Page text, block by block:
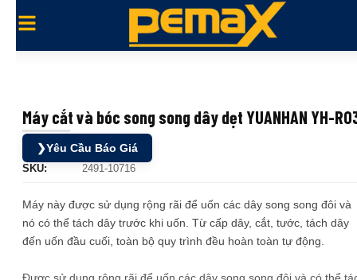
Máy cắt và bóc song song dây dẹt YUANHAN YH-
❯Yêu Cầu Báo Giá
SKU: 2491-10716
Máy này được sử dụng rộng rãi để uốn các dây song song đôi và
nó có thể tách dây trước khi uốn. Từ cấp dây, cắt, tước, tách dây
đến uốn đầu cuối, toàn bộ quy trình đều hoàn toàn tự động.